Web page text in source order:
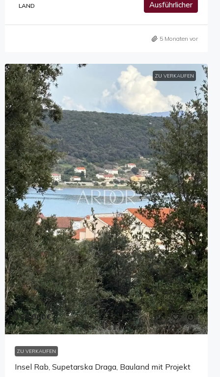
LAND Ausführlicher
5 Monaten vor
ZU VERKAUFEN
260,000€
ZU VERKAUFEN
Insel Rab, Supetarska Draga, Bauland mit Projekt